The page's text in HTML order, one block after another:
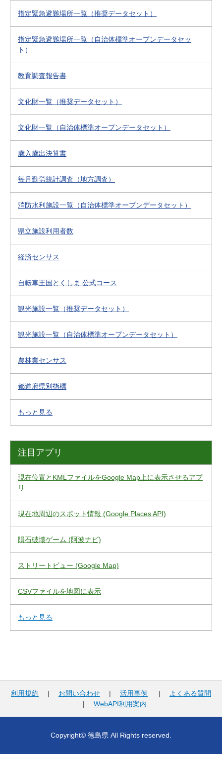
指定緊急避難場所一覧（推奨データセット）
指定緊急避難場所一覧（自治体標準オープンデータセッ
ト）
教育調査報告書
文化財一覧（推奨データセット）
文化財一覧（自治体標準オープンデータセット）
歳入歳出決算書
毎月勤労統計調査（地方調査）
消防水利施設一覧（自治体標準オープンデータセット）
県立施設利用者数
経済センサス
自転車王国とくしま 公式コース
観光施設一覧（推奨データセット）
観光施設一覧（自治体標準オープンデータセット）
農林業センサス
都道府県別指標
もっと見る
注目アプリ
現在位置とKMLファイルをGoogle Map上に表示させるアプ
リ
現在地周辺のスポット情報 (Google Places API)
隕石破壊ゲーム (阿波ナビ)
ストリートビュー (Google Map)
CSVファイルを地図に表示
もっと見る
利用規約 | お問い合わせ | 活用事例 |
よくある質問
| WebAPI利用案内
Copyright© 徳島県 All Rights reserved.